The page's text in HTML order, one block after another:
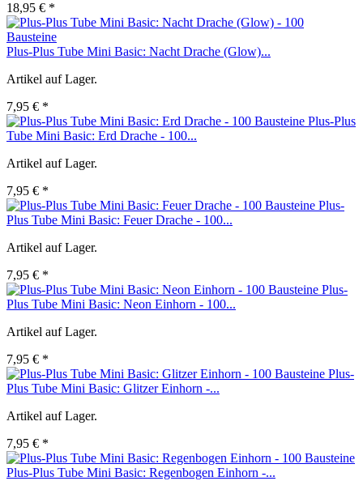
18,95 € *
Plus-Plus Tube Mini Basic: Nacht Drache (Glow)...
Artikel auf Lager.
7,95 € *
Plus-Plus
Tube Mini Basic: Erd Drache - 100...
Artikel auf Lager.
7,95 € *
Plus-
Plus Tube Mini Basic: Feuer Drache - 100...
Artikel auf Lager.
7,95 € *
Plus-
Plus Tube Mini Basic: Neon Einhorn - 100...
Artikel auf Lager.
7,95 € *
Plus-
Plus Tube Mini Basic: Glitzer Einhorn -...
Artikel auf Lager.
7,95 € *
Plus-Plus Tube Mini Basic: Regenbogen Einhorn -...